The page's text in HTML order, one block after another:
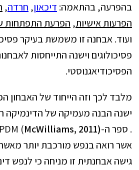
בהפרעה, בהתאמה: דיכאון, חרדה,
הפרעות אישיות, הפרעת התפתחות
ועוד. אבחנה זו משמשת בעיקר
פסיכולוגים וישנה התייחסות
הפסיכודיאגנוסטי.
מלבד לכך וזה הייחוד של האבחון
ישנה הבנה מעמיקה של הדינמיקה
. ספר ה-PDM (McWilliams, 2011)
אשר רואה בנפש מורכבת יותר
גישה אבחנתית זו מניחה כי לנפש